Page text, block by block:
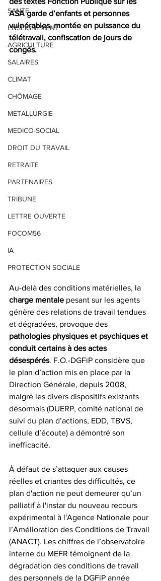
SANTE
ENSEIGNEMENT
AGRICULTURE
SALAIRES
CLIMAT
CHÔMAGE
METALLURGIE
MEDICO-SOCIAL
DROIT DU TRAVAIL
RETRAITE
PARTENAIRES
TRIBUNE
LETTRE OUVERTE
FOCOM56
IA
PROTECTION SOCIALE
ASA garde d’enfants et personnes
vulnérables, montée en puissance du
télétravail, confiscation de jours de
congés.
Au-delà des conditions matérielles, la
charge mentale pesant sur les agents
génère des relations de travail tendues
et dégradées, provoque des
pathologies physiques et psychiques et
conduit certains à des actes
désespérés. F.O.-DGFiP considère que
le plan d’action mis en place par la
Direction Générale, depuis 2008,
malgré les divers dispositifs existants
désormais (DUERP, comité national de
suivi du plan d’actions, EDD, TBVS,
cellule d’écoute) a démontré son
inefficacité.
À défaut de s’attaquer aux causes
réelles et criantes des difficultés, ce
plan d'action ne peut demeurer qu’un
palliatif à l'instar du nouveau recours
expérimental à l'Agence Nationale pour
l’Amélioration des Conditions de Travail
(ANACT). Les chiffres de l’observatoire
interne du MEFR témoignent de la
dégradation des conditions de travail
des personnels de la DGFiP année